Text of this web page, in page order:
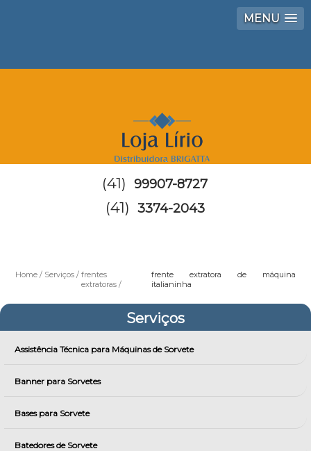
MENU
(41) 99907-8727
(41) 3374-2043
Home Serviços
frentes
extratoras
frente extratora de máquina
italianinha
Serviços
Assistência Técnica para Máquinas de Sorvete
Banner para Sorvetes
Bases para Sorvete
Batedores de Sorvete